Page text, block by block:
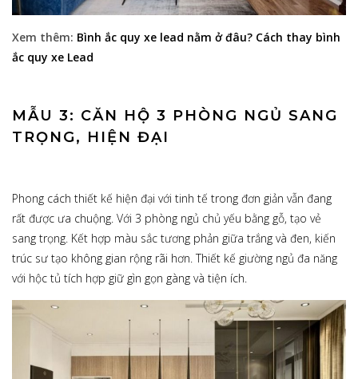
Xem thêm: Bình ắc quy xe lead nằm ở đâu? Cách thay bình
ắc quy xe Lead
MẪU 3: CĂN HỘ 3 PHÒNG NGỦ SANG
TRỌNG, HIỆN ĐẠI
Phong cách thiết kế hiện đại với tinh tế trong đơn giản vẫn đang
rất được ưa chuộng. Với 3 phòng ngủ chủ yếu bằng gỗ, tạo vẻ
sang trọng. Kết hợp màu sắc tương phản giữa trắng và đen, kiến
trúc sư tạo không gian rộng rãi hơn. Thiết kế giường ngủ đa năng
với hộc tủ tích hợp giữ gìn gọn gàng và tiện ích.